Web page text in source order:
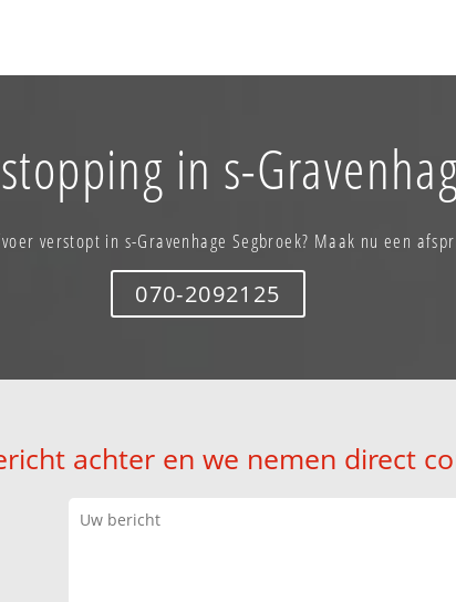
in s-
verstopt in s-Gravenhage Segbroek? Maak nu een
070-2092125
achter en we nemen direct